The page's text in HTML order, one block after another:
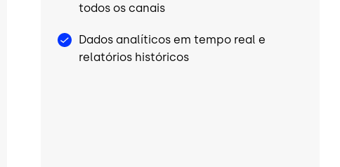
todos os canais
Dados analíticos em tempo real e
relatórios históricos